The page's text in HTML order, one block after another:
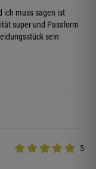
ich muss sagen ist
super und Passform
sein
5